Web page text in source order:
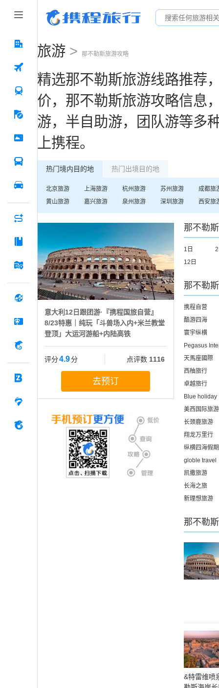
旅游 > 那不勒斯旅游攻略
精选那不勒斯旅游线路推荐
价， 那不勒斯旅游攻略信息
游，半自助游，团队游等多
上携程。
热门境内目的地 热门出境目的地
北京旅游 上海旅游 杭州旅游 苏州旅游 成都旅
黄山旅游 嘉兴旅游 泉州旅游 深圳 旅游 西安旅
意大利12日跟团游·『携程国旅自营』
8/23特惠｜纯玩「斗兽场入内+米兰教堂
登顶」大运河游船+内陆高铁
评分4.9分 点评数 1116
去预订
那不勒斯
1日
12日
那不勒斯
携程自营
酷游四海
寰宇纵横
Pegasus
天馬座國際
西柚旅行
卓越旅行
Blue holiday
美西国际旅游
长颈鹿旅游
翔龙万里行
纵横四海假期
globle travel
凯撒旅游
长海之旅
新理想旅游
那不勒斯
&特雷维喷